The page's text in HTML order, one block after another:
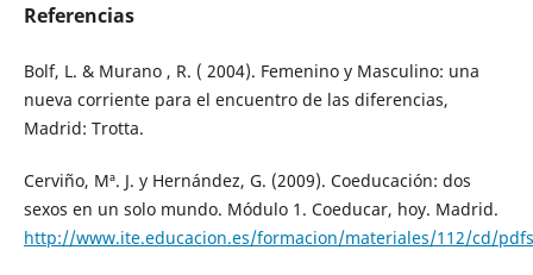
Referencias
Bolf, L. & Murano , R. ( 2004). Femenino y Masculino: una
nueva corriente para el encuentro de las diferencias,
Madrid: Trotta.
Cerviño, Mª. J. y Hernández, G. (2009). Coeducación: dos
sexos en un solo mundo. Módulo 1. Coeducar, hoy. Madrid.
http://www.ite.educacion.es/formacion/materiales/112/cd/